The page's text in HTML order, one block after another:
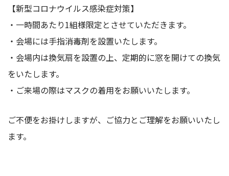
【新型コロナウイルス感染症対策】
・一時間あたり1組様限定とさせていただきます。
・会場には手指消毒剤を設置いたします。
・会場内は換気扇を設置の上、定期的に窓を開けての換気
をいたします。
・ご来場の際はマスクの着用をお願いいたします。
ご不便をお掛けしますが、ご協力とご理解をお願いいたし
ます。